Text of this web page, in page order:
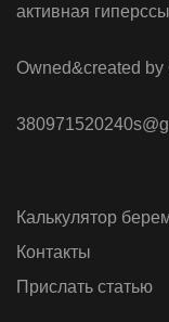
активная
Owned&created
Калькулятор
Контакты
Прислать статью